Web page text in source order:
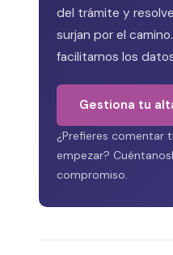
del trámite y
surjan por el
facilitarnos los
Gestiona tu
¿Prefieres comentar
empezar?
compromiso.